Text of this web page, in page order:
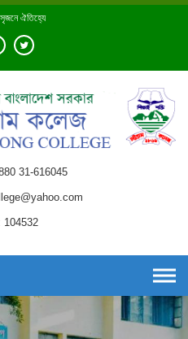
সৃজনে ঐতিহ্যে
31-616045
104532